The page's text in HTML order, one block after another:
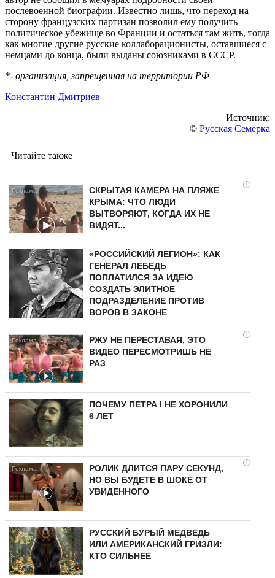
послевоенной биографии. Известно лишь, что переход на
сторону французских партизан позволил ему получить
политическое убежище во Франции и остаться там жить, тогда
как многие другие русские коллаборационисты, оставшиеся с
немцами до конца, были выданы союзниками в СССР.
*- организация, запрещенная на территории РФ
Константин Дмитриев
Источник:
© Русская Семерка
Читайте также
i
СКРЫТАЯ КАМЕРА НА ПЛЯЖЕ
КРЫМА: ЧТО ЛЮДИ
ВЫТВОРЯЮТ, КОГДА ИХ НЕ
ВИДЯТ...
«РОССИЙСКИЙ ЛЕГИОН»: КАК
ГЕНЕРАЛ ЛЕБЕДЬ
ПОПЛАТИЛСЯ ЗА ИДЕЮ
СОЗДАТЬ ЭЛИТНОЕ
ПОДРАЗДЕЛЕНИЕ ПРОТИВ
ВОРОВ В ЗАКОНЕ
i
РЖУ НЕ ПЕРЕСТАВАЯ, ЭТО
ВИДЕО ПЕРЕСМОТРИШЬ НЕ
РАЗ
ПОЧЕМУ ПЕТРА I НЕ ХОРОНИЛИ
6 ЛЕТ
i
РОЛИК ДЛИТСЯ ПАРУ СЕКУНД,
НО ВЫ БУДЕТЕ В ШОКЕ ОТ
УВИДЕННОГО
РУССКИЙ БУРЫЙ МЕДВЕДЬ
ИЛИ АМЕРИКАНСКИЙ ГРИЗЛИ:
КТО СИЛЬНЕЕ